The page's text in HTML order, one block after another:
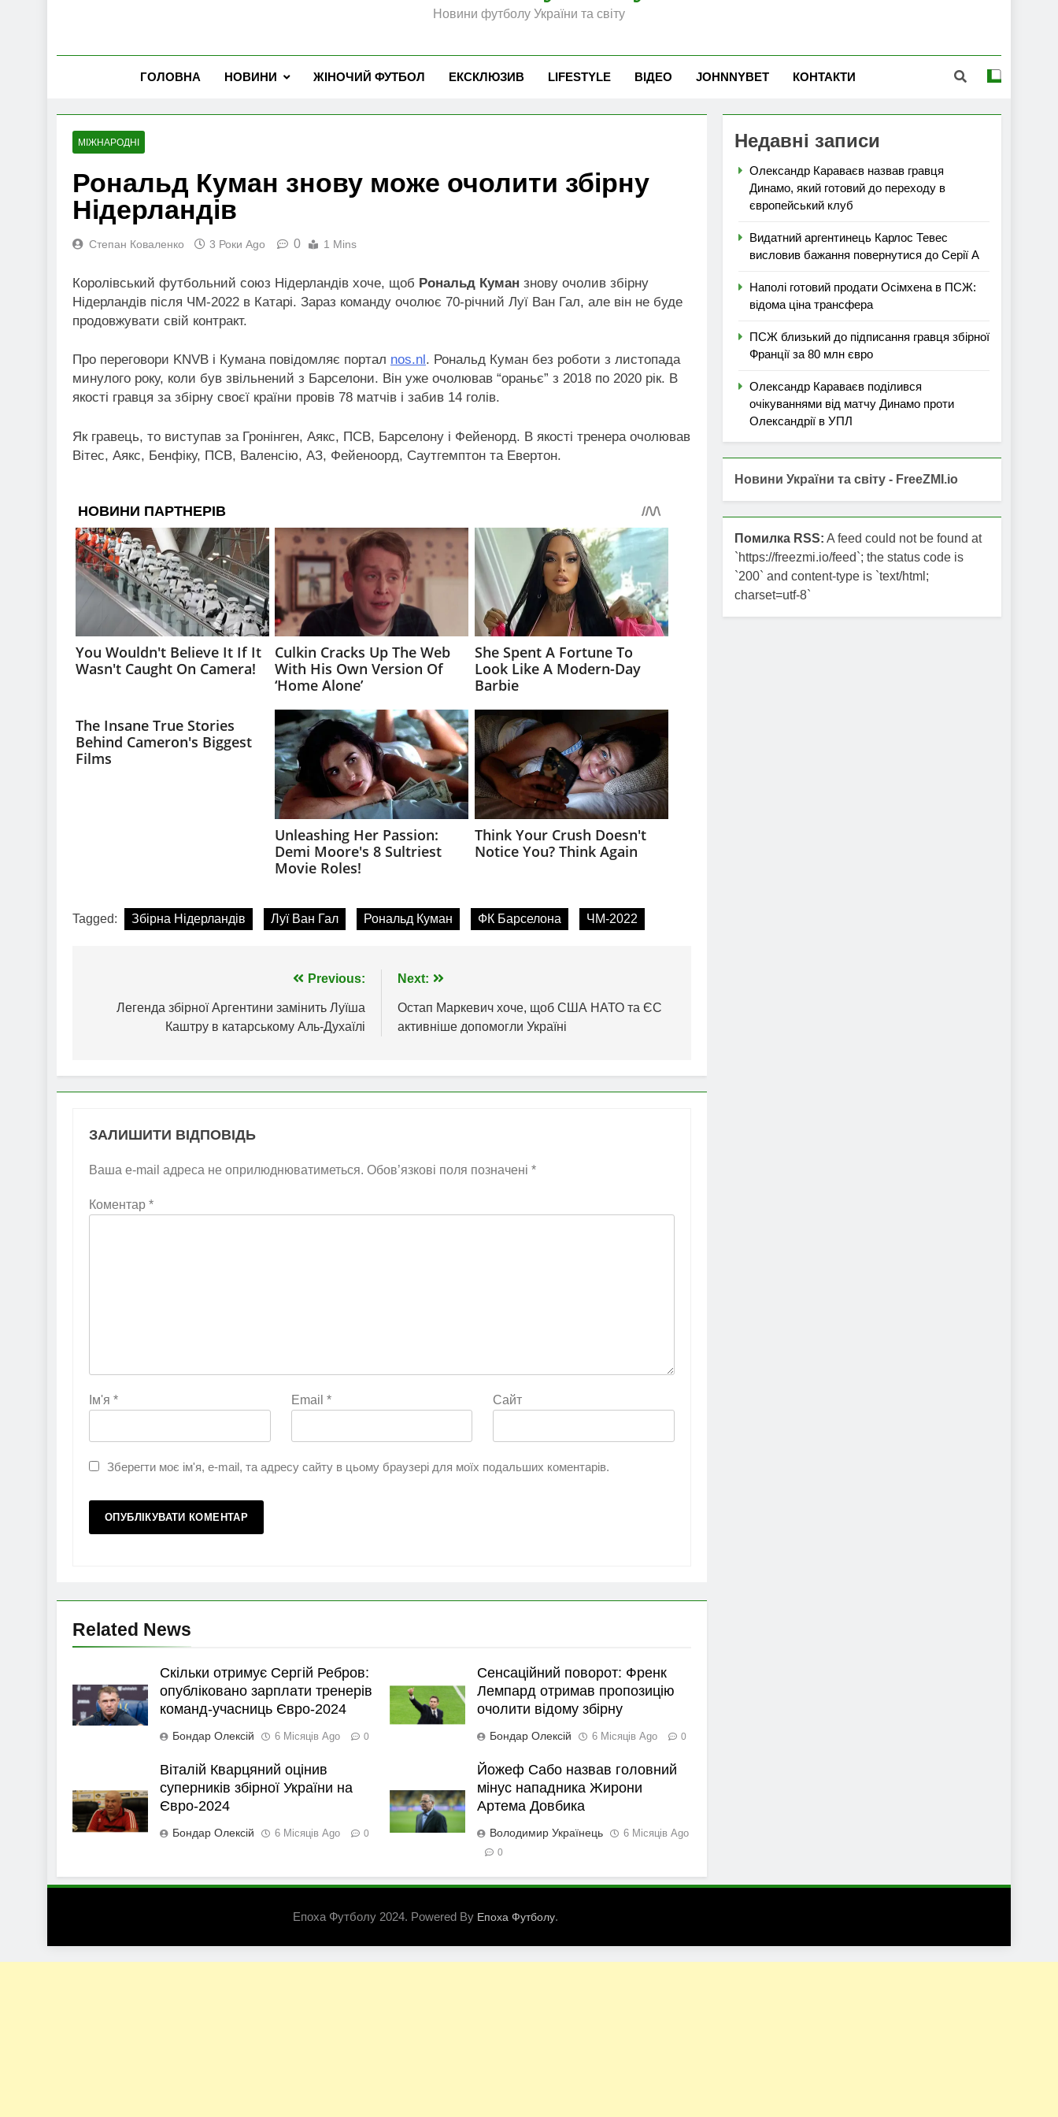
Новини футболу України та світу
ГОЛОВНА НОВИНИ ЖІНОЧИЙ ФУТБОЛ ЕКСКЛЮЗИВ LIFESTYLE ВІДЕО JOHNNYBET КОНТАКТИ
МІЖНАРОДНІ
Рональд Куман знову може очолити збірну
Нідерландів
Степан Коваленко 3 Роки Ago 0 1 Mins
Королівський футбольний союз Нідерландів хоче, щоб Рональд Куман знову очолив збірну
Нідерландів після ЧМ-2022 в Катарі. Зараз команду очолює 70-річний Луї Ван Гал, але він не буде
продовжувати свій контракт.
Про переговори KNVB і Кумана повідомляє портал nos.nl. Рональд Куман без роботи з листопада
минулого року, коли був звільнений з Барселони. Він уже очолював “ораньє” з 2018 по 2020 рік. В
якості гравця за збірну своєї країни провів 78 матчів і забив 14 голів.
Як гравець, то виступав за Гронінген, Аякс, ПСВ, Барселону і Фейенорд. В якості тренера очолював
Вітес, Аякс, Бенфіку, ПСВ, Валенсію, АЗ, Фейеноорд, Саутгемптон та Евертон.
Tagged: Збірна Нідерландів Луї Ван Гал Рональд Куман ФК Барселона ЧМ-2022
записів
Previous:
Легенда збірної Аргентини замінить Луїша
Каштру в катарському Аль-Духаїлі
Next:
Остап Маркевич хоче, щоб США НАТО та ЄС
активніше допомогли Україні
ЗАЛИШИТИ ВІДПОВІДЬ
Ваша e-mail адреса не оприлюднюватиметься. Обов’язкові поля позначені *
Коментар *
Ім'я * Email * Сайт
Зберегти моє ім'я, e-mail, та адресу сайту в цьому браузері для моїх подальших коментарів.
Related News
Скільки отримує Сергій Ребров:
опубліковано зарплати тренерів
команд-учасниць Євро-2024
Бондар Олексій 6 Місяців Ago 0
Сенсаційний поворот: Френк
Лемпард отримав пропозицію
очолити відому збірну
Бондар Олексій 6 Місяців Ago 0
Віталій Кварцяний оцінив
суперників збірної України на
Євро-2024
Бондар Олексій 6 Місяців Ago 0
Йожеф Сабо назвав головний
мінус нападника Жирони
Артема Довбика
Володимир Українець 6 Місяців Ago
0
Недавні записи
Олександр Караваєв назвав гравця
Динамо, який готовий до переходу в
європейський клуб
Видатний аргентинець Карлос Тевес
висловив бажання повернутися до Серії А
Наполі готовий продати Осімхена в ПСЖ:
відома ціна трансфера
ПСЖ близький до підписання гравця збірної
Франції за 80 млн євро
Олександр Караваєв поділився
очікуваннями від матчу Динамо проти
Олександрії в УПЛ
Новини України та світу - FreeZMI.io
Помилка RSS: A feed could not be found at
`https://freezmi.io/feed`; the status code is
`200` and content-type is `text/html;
charset=utf-8`
Епоха Футболу 2024. Powered By Епоха Футболу.